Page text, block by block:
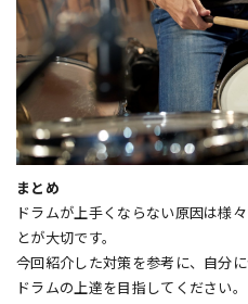
まとめ
ドラムが上手くならない原因は様
とが大切です。
今回紹介した対策を参考に、自分
ドラムの上達を目指してください。